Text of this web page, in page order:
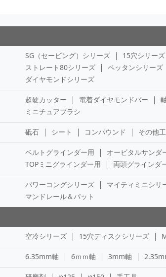
SG（セービング）シリーズ 15穴シリーズ
ストレート80シリーズ
ペッタンシリーズ
ダイヤモンドシリーズ
超硬カッター 電着ダイヤモンドバー
ミニチュアブラシ
砥石 シート コンパウンド その他
ベルトグラインダー用 オービタルサンダ
TOPミニグラインダー用
両頭グラインダ
パワーコングシリーズ マイティミニシリ
マンドレール＆パット
空冷シリーズ 15穴ディスクシリーズ
6.35mm軸 6ｍｍ軸 3mm軸